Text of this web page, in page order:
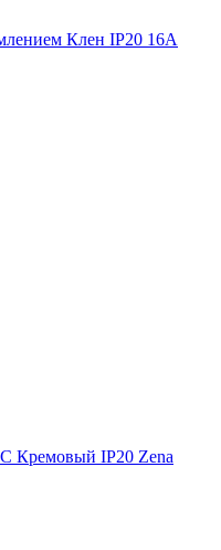
Клен IP20 16А
Кремовый IP20 Zena